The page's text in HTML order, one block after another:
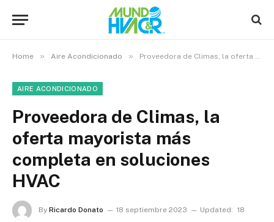
Home » Aire Acondicionado » Proveedora de Climas, la oferta mayorista más completa en soluciones HVAC
AIRE ACONDICIONADO
Proveedora de Climas, la
oferta mayorista más
completa en soluciones
HVAC
By Ricardo Donato 18 septiembre 2023 Updated: 18